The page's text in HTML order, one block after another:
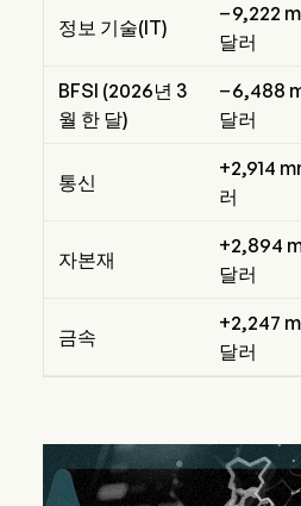
정보 기술(IT)
−9,222
달러
BFSI (2026년 3
월 한 달)
−6,488
달러
통신
+2,914
러
자본재
+2,894
달러
금속
+2,247
달러